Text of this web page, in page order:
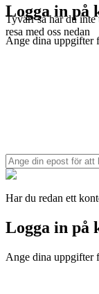
Tyvärr så har du
resa med oss nedan
Logga in på
Ange dina uppgifter
Har du redan ett
Logga in på
Ange dina uppgifter